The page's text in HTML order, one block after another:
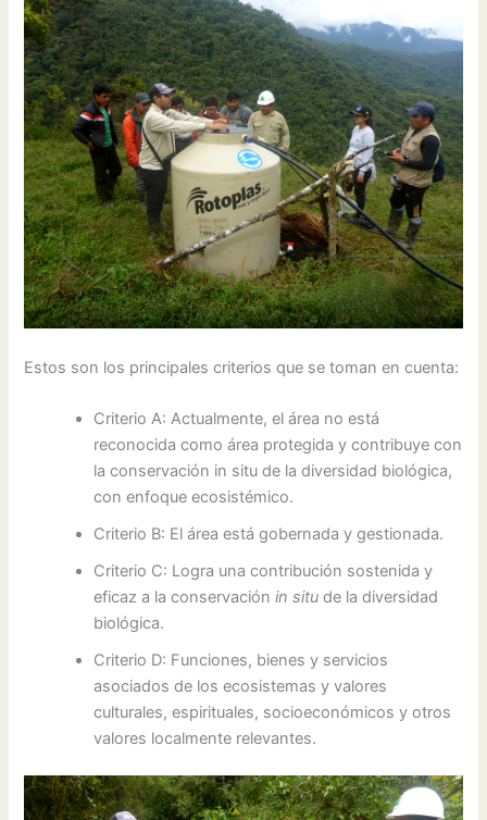
Estos son los principales criterios que se toman en cuenta:
Criterio A: Actualmente, el área no está
reconocida como área protegida y contribuye con
la conservación in situ de la diversidad biológica,
con enfoque ecosistémico.
Criterio B: El área está gobernada y gestionada.
Criterio C: Logra una contribución sostenida y
eficaz a la conservaciónin situ de la diversidad
biológica.
Criterio D: Funciones, bienes y servicios
asociados de los ecosistemas y valores
culturales, espirituales, socioeconómicos y otros
valores localmente relevantes.